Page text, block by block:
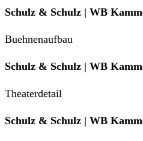
Schulz & Schulz | WB
Buehnenaufbau
Schulz & Schulz | WB
Theaterdetail
Schulz & Schulz | WB